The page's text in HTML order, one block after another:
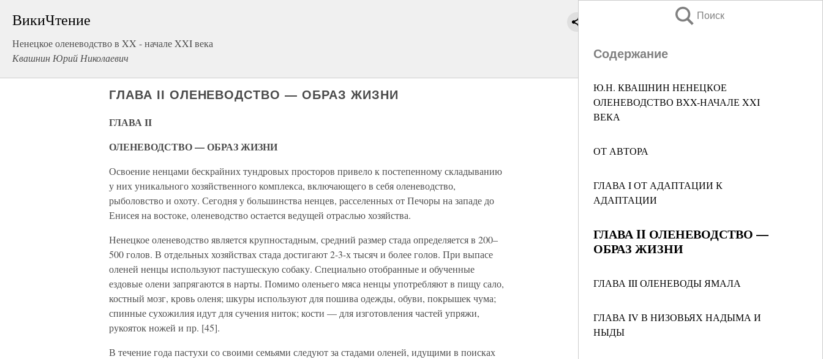
ВикиЧтение
Ненецкое оленеводство в XX - начале XXI века
Квашнин Юрий Николаевич
Поиск
Содержание
Ю.Н. КВАШНИН НЕНЕЦКОЕ
ОЛЕНЕВОДСТВО ВXX-НАЧАЛЕ XXI
ВЕКА
ОТ АВТОРА
ГЛАВА I ОТ АДАПТАЦИИ К
АДАПТАЦИИ
ГЛАВА II ОЛЕНЕВОДСТВО —
ОБРАЗ ЖИЗНИ
ГЛАВА III ОЛЕНЕВОДЫ ЯМАЛА
ГЛАВА IV В НИЗОВЬЯХ НАДЫМА И
НЫДЫ
ГЛАВА II ОЛЕНЕВОДСТВО — ОБРАЗ ЖИЗНИ
ГЛАВА II
ОЛЕНЕВОДСТВО — ОБРАЗ ЖИЗНИ
Освоение ненцами бескрайних тундровых просторов привело к постепенному складыванию
у них уникального хозяйственного комплекса, включающего в себя оленеводство,
рыболовство и охоту. Сегодня у большинства ненцев, расселенных от Печоры на западе до
Енисея на востоке, оленеводство остается ведущей отраслью хозяйства.
Ненецкое оленеводство является крупностадным, средний размер стада определяется в 200–
500 голов. В отдельных хозяйствах стада достигают 2-3-х тысяч и более голов. При выпасе
оленей ненцы используют пастушескую собаку. Специально отобранные и обученные
ездовые олени запрягаются в нарты. Помимо оленьего мяса ненцы употребляют в пищу сало,
костный мозг, кровь оленя; шкуры используют для пошива одежды, обуви, покрышек чума;
спинные сухожилия идут для сучения ниток; кости — для изготовления частей упряжи,
рукояток ножей и пр. [45].
В течение года пастухи со своими семьями следуют за стадами оленей, идущими в поисках